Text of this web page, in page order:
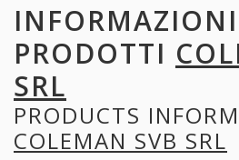
PRODOTTI
SRL
PRODUCTS
COLEMAN SVB SRL